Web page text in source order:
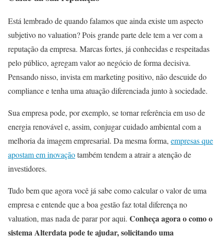
Está lembrado de quando falamos que ainda existe um aspecto
subjetivo no valuation? Pois grande parte dele tem a ver com a
reputação da empresa. Marcas fortes, já conhecidas e respeitadas
pelo público, agregam valor ao negócio de forma decisiva.
Pensando nisso, invista em marketing positivo, não descuide do
compliance e tenha uma atuação diferenciada junto à sociedade.
Sua empresa pode, por exemplo, se tornar referência em uso de
energia renovável e, assim, conjugar cuidado ambiental com a
melhoria da imagem empresarial. Da mesma forma, empresas que
apostam em inovaçãotambém tendem a atrair a atenção de
investidores.
Tudo bem que agora você já sabe como calcular o valor de uma
empresa e entende que a boa gestão faz total diferença no
valuation, mas nada de parar por aqui. Conheça agora o como o
sistema Alterdata pode te ajudar, solicitando uma